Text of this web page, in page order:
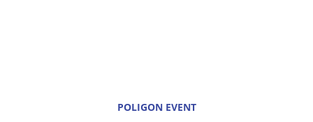
POLIGON EVENT